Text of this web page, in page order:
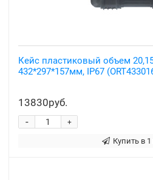
Кейс пластиковый объем
432*297*157мм, IP67
13830руб.
+
-
Купить в